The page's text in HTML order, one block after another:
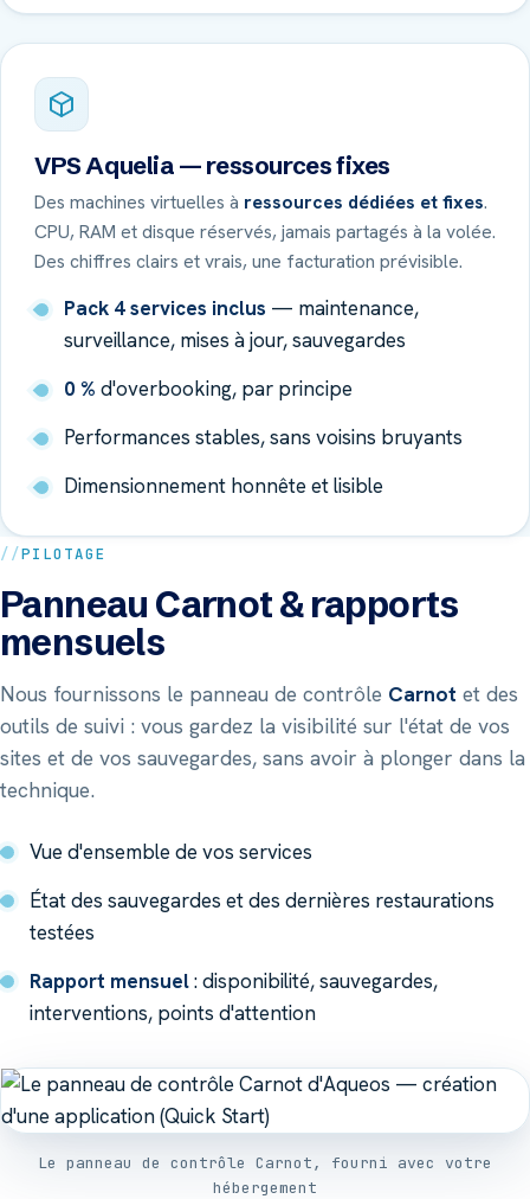
VPS Aquelia — ressources fixes
Des machines virtuelles à ressources dédiées et fixes.
CPU, RAM et disque réservés, jamais partagés à la volée.
Des chiffres clairs et vrais, une facturation prévisible.
Pack 4 services inclus — maintenance,
surveillance, mises à jour, sauvegardes
0 % d'overbooking, par principe
Performances stables, sans voisins bruyants
Dimensionnement honnête et lisible
PILOTAGE
Panneau Carnot & rapports
mensuels
Nous fournissons le panneau de contrôle Carnot et des
outils de suivi : vous gardez la visibilité sur l'état de vos
sites et de vos sauvegardes, sans avoir à plonger dans la
technique.
Vue d'ensemble de vos services
État des sauvegardes et des dernières restaurations
testées
Rapport mensuel: disponibilité, sauvegardes,
interventions, points d'attention
Le panneau de contrôle Carnot, fourni avec votre
hébergement